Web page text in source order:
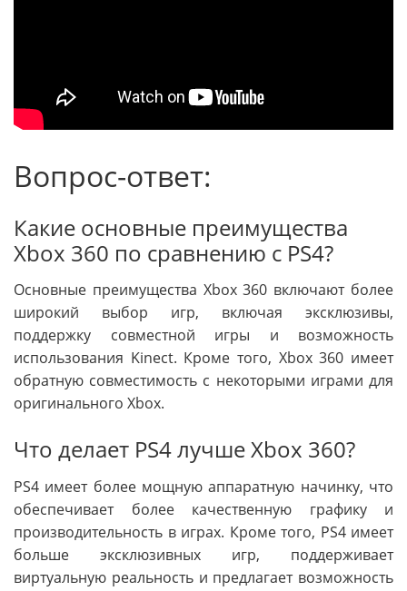
Вопрос-ответ:
Какие основные преимущества
Xbox 360 по сравнению с PS4?
Основные преимущества Xbox 360 включают более
широкий выбор игр, включая эксклюзивы,
поддержку совместной игры и возможность
использования Kinect. Кроме того, Xbox 360 имеет
обратную совместимость с некоторыми играми для
оригинального Xbox.
Что делает PS4 лучше Xbox 360?
PS4 имеет более мощную аппаратную начинку, что
обеспечивает более качественную графику и
производительность в играх. Кроме того, PS4 имеет
больше эксклюзивных игр, поддерживает
виртуальную реальность и предлагает возможность